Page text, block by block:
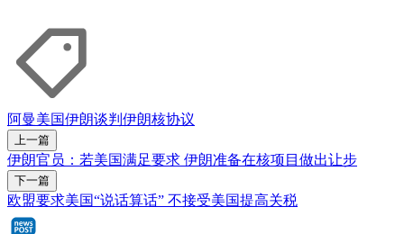
阿曼美国伊朗谈判 伊朗核协议
上一篇
伊朗官员：若美国满足要求 伊朗准备在核项目做出让步
下一篇
欧盟要求美国“说话算话” 不接受美国提高关税